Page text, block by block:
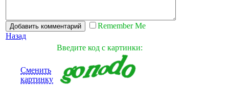
Remember Me
Назад
Сменить
картинку
Введите код с картинки: